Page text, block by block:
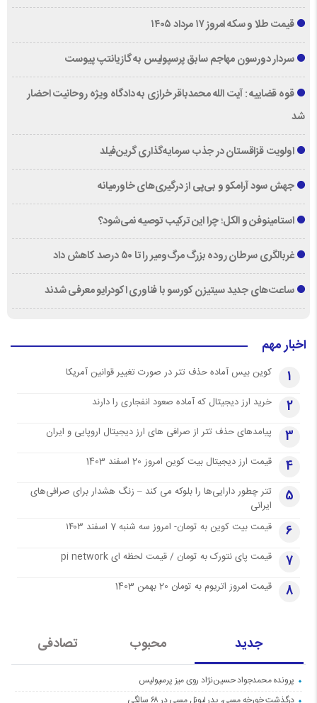
قیمت طلا و سکه امروز ۱۷ مرداد ۱۴۰۵
سردار دورسون مهاجم سابق پرسپولیس به گازیانتپ پیوست
قوه قضاییه : آیت الله محمدباقر خرازی به دادگاه ویژه روحانیت احضار
شد
اولویت قزاقستان در جذب سرمایه‌گذاری گرین‌فیلد
جهش سود آرامکو و بی‌پی از درگیری‌های خاورمیانه
استامینوفن و الکل؛ چرا این ترکیب توصیه نمی‌شود؟
غربالگری سرطان روده بزرگ مرگ‌ومیر را تا ۵۰ درصد کاهش داد
ساعت‌های جدید سیتیزن کورسو با فناوری اکودرایو معرفی شدند
اخبار مهم
1 کوین بیس آماده حذف تتر در صورت تغییر قوانین آمریکا
2 خرید ارز دیجیتال که آماده صعود انفجاری را دارند
3 پیامدهای حذف تتر از صرافی های ارز دیجیتال اروپایی و ایران
4 قیمت ارز دیجیتال بیت کوین امروز 20 اسفند 1403
5
تتر چطور دارایی‌ها را بلوکه می کند – زنگ هشدار برای صرافی‌های
ایرانی
6 قیمت بیت کوین به تومان- امروز سه شنبه 7 اسفند ۱۴۰۳
7 قیمت پای نتورک به تومان / قیمت لحظه ای pi network
8 قیمت امروز اتریوم به تومان 20 بهمن 1403
جدید محبوب تصادفی
پرونده محمدجواد حسین‌نژاد روی میز پرسپولیس